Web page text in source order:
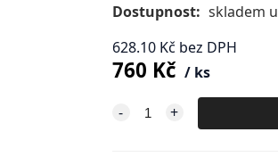
Dostupnost: skladem
628.10Kč bez DPH
760 Kč ks